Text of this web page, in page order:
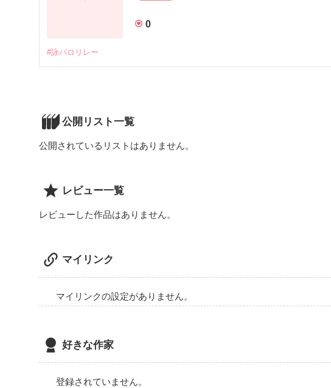
0
#詠パロリレー
公開リスト一覧
公開されているリストはありません。
レビュー一覧
レビューした作品はありません。
マイリンク
マイリンクの設定がありません。
好きな作家
登録されていません。